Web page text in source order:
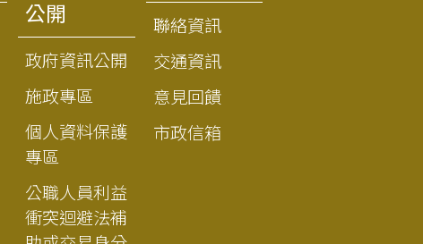
公開
政府資訊公開
施政專區
個人資料保護
專區
公職人員利益
衝突迴避法補
聯絡資訊
交通資訊
意見回饋
市政信箱